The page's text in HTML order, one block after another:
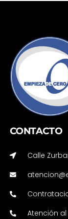
CONTACTO
Calle
Atención al